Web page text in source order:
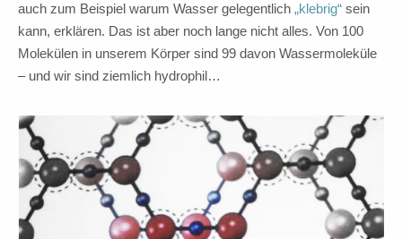
auch zum Beispiel warum Wasser gelegentlich „klebrig“ sein
kann, erklären. Das ist aber noch lange nicht alles. Von 100
Molekülen in unserem Körper sind 99 davon Wassermoleküle
– und wir sind ziemlich hydrophil…